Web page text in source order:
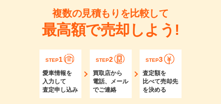
複数の見積もりを比較して
最高額で売却しよう!
STEP1
愛車情報を
入力して
査定申し込み
STEP2
買取店から
電話、メール
でご連絡
STEP3
査定額を
比べて売却先
を決める